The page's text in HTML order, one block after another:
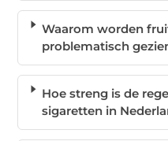
Waarom worden
problematisch
Hoe streng is de
sigaretten in